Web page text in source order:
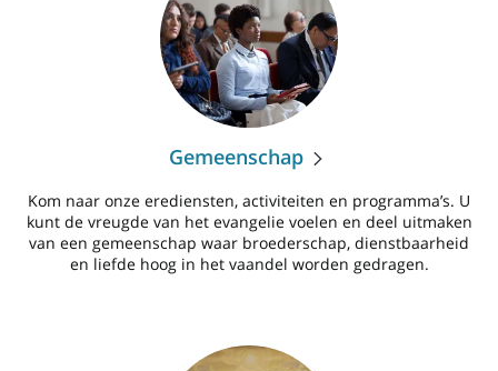
Gemeenschap
Kom naar onze erediensten, activiteiten en programma’s. U
kunt de vreugde van het evangelie voelen en deel uitmaken
van een gemeenschap waar broederschap, dienstbaarheid
en liefde hoog in het vaandel worden gedragen.